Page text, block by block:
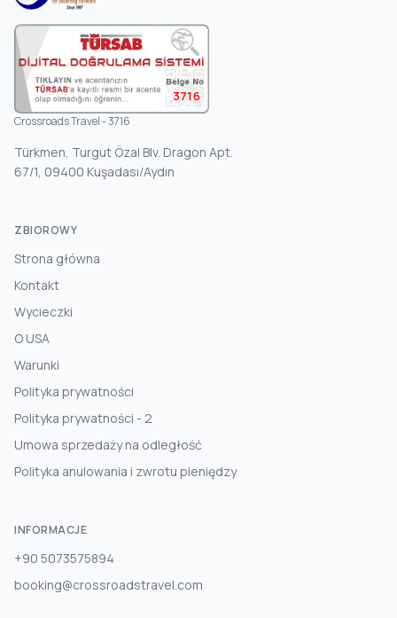
3716
Crossroads Travel - 3716
Türkmen, Turgut Özal Blv. Dragon Apt.
67/1, 09400 Kuşadası/Aydın
ZBIOROWY
Strona główna
Kontakt
Wycieczki
O USA
Warunki
Polityka prywatności
Polityka prywatności - 2
Umowa sprzedaży na odległość
Polityka anulowania i zwrotu pieniędzy
INFORMACJE
+90 5073575894
booking@crossroadstravel.com